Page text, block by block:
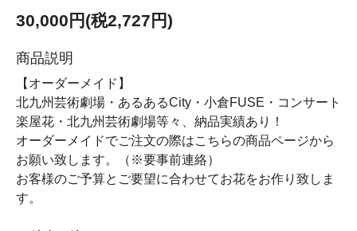
30,000円(税2,727円)
商品説明
【オーダーメイド】
北九州芸術劇場・あるあるCity・小倉FUSE・コンサート
楽屋花・北九州芸術劇場等々、納品実績あり！
オーダーメイドでご注文の際はこちらの商品ページから
お願い致します。（※要事前連絡）
お客様のご予算とご要望に合わせてお花をお作り致しま
す。